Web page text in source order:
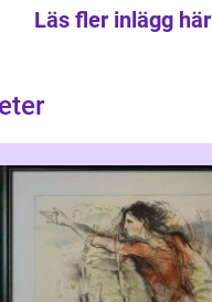
Läs fler inlägg här